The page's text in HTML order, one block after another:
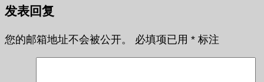
发表回复
您的邮箱地址不会被公开。 必填项已用 * 标注